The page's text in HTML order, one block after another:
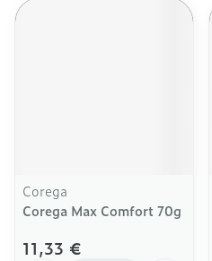
Corega
Corega Max Comfort 70g
11,33 €